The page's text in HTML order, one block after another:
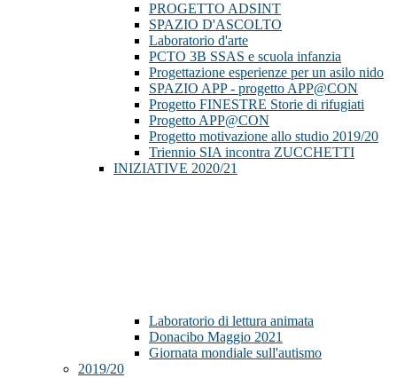
PROGETTO ADSINT
SPAZIO D'ASCOLTO
Laboratorio d'arte
PCTO 3B SSAS e scuola infanzia
Progettazione esperienze per un asilo nido
SPAZIO APP - progetto APP@CON
Progetto FINESTRE Storie di rifugiati
Progetto APP@CON
Progetto motivazione allo studio 2019/20
Triennio SIA incontra ZUCCHETTI
INIZIATIVE 2020/21
Laboratorio di lettura animata
Donacibo Maggio 2021
Giornata mondiale sull'autismo
2019/20